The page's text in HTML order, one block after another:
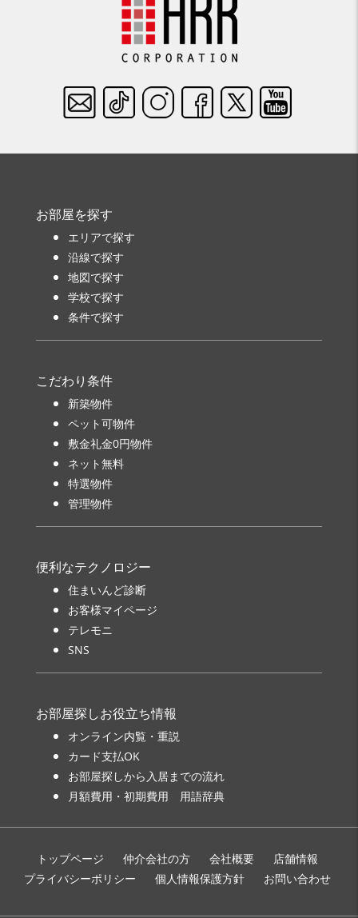
お部屋を探す
エリアで探す
沿線で探す
地図で探す
学校で探す
条件で探す
こだわり条件
新築物件
ペット可物件
敷金礼金0円物件
ネット無料
特選物件
管理物件
便利なテクノロジー
住まいんど診断
お客様マイページ
テレモニ
SNS
お部屋探しお役立ち情報
オンライン内覧・重説
カード支払OK
お部屋探しから入居までの流れ
月額費用・初期費用 用語辞典
トップページ 仲介会社の方 会社概要
店舗情報
プライバシーポリシー
個人情報保護方針 お問い合わせ